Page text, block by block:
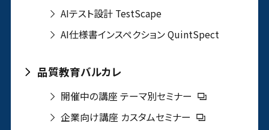
AIテスト設計 TestScape
AI仕様書インスペクション QuintSpect
品質教育バルカレ
開催中の講座 テーマ別セミナー
企業向け講座 カスタムセミナー